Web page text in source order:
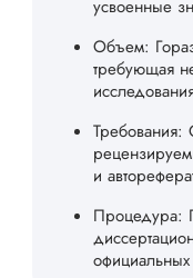
усвоенные
Объем:
требующая
Требования:
и
Процедура: